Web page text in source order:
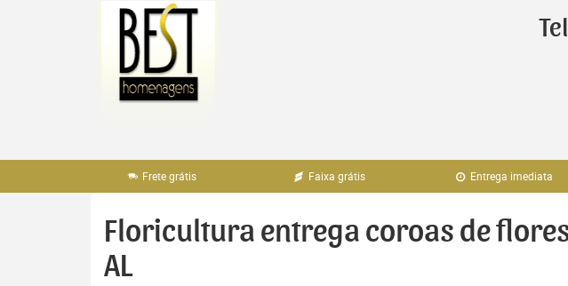
Frete grátis Faixa grátis Entrega imediata
Floricultura entrega coroas de
AL